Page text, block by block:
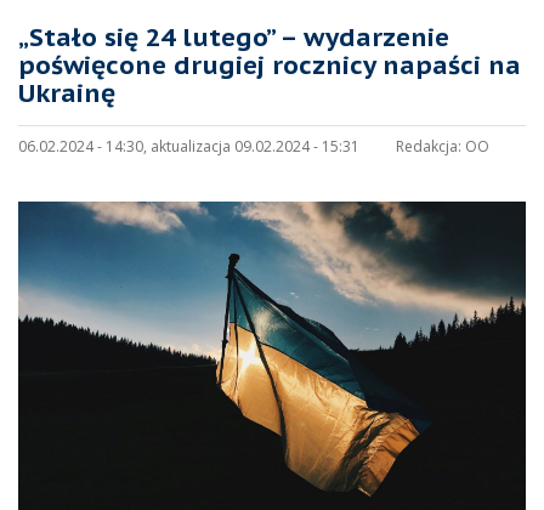
„Stało się 24 lutego” – wydarzenie
poświęcone drugiej rocznicy napaści na
Ukrainę
06.02.2024 - 14:30, aktualizacja 09.02.2024 - 15:31 Redakcja: OO